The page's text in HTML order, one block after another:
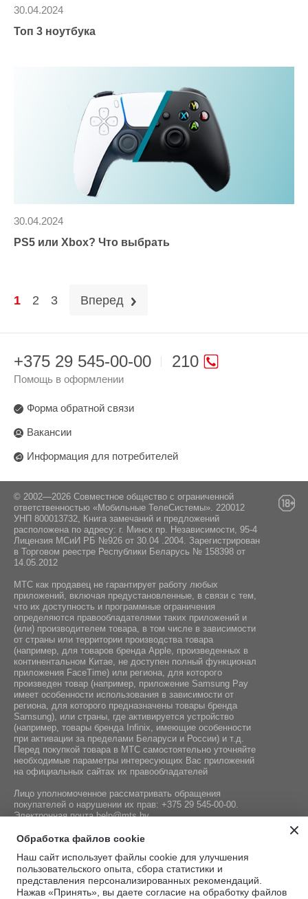
Топ 3 ноутбука
30.04.2024
PS5 или Xbox? Что выбрать
30.04.2024
1 2 3 Вперед
210
+375 29 545-00-00
Помощь в оформлении
Форма обратной связи
Вакансии
Информация для потребителей
© 2002—2026 Совместное общество с ограниченной
ответственностью «Мобильные ТелеСистемы». 220012
УНП 800013732, Книга замечаний и предложений
расположена по адресу: г. Минск пр. Независимости, 95-4
Лицензия МСиИ РБ №926 от 30.04 .2004. Зарегистрирован
в Торговом реестре Республики Беларусь № 158398 от
14.05.2012
МТС как продавец не гарантирует работу любых
приложений, включая предустановленные, в связи с тем,
что их доступность и программные ограничения
определяются правообладателями таких приложений и
(или) производителем товара, в том числе в зависимости
от страны или территории производства товара
(например, для товаров бренда Apple, произведенных в
континентальном Китае, не доступен полный функционал
приложения FaceTime) или региона, для которого
произведен товар (например, приложение Samsung Pay
имеет особенности использования в зависимости от
региона, для которого предназначены товары бренда
Samsung), или страны, где активируется устройство
(например, товары бренда Infiniх, имеющие особенности
при активации за пределами Беларуси и России) и т.д.
Перед покупкой товара в МТС самостоятельно уточняйте
необходимые параметры интересующих Вас приложений
на официальных сайтах их правообладателей
Лицо уполномоченное рассматривать обращения
покупателей о нарушении их прав: +375 29 545-00-00.
Электронная почтаhelp@mts.by
Номер телефона работников местных исполнительных и
регистрации СООО «Мобильные ТелеСистемы»,
уполномоченных рассматривать обращения покупателей:
+375 17 215-14-65
Обработка файлов cookie
Наш сайт использует файлы cookie для улучшения
пользовательского опыта, сбора статистики и
представления персонализированных рекомендаций.
Нажав «Принять», вы даете согласие на обработку файлов